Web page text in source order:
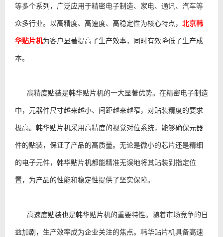
等多个系列，广泛应用于精密电子制造、家电、通讯、汽车等
众多行业。以高精度、高速度、高稳定性为核心特点， 北京韩
华贴片机为客户显著提高了生产效率，同时有效降低了生产成
本。
高精度贴装是韩华贴片机的一大显著优势。在精密电子制造
中，元器件尺寸越来越小、间距越来越窄，对贴装精度的要求
极高。韩华贴片机采用高精度的视觉对位系统，能够确保元器
件的贴装，保证了产品的高质量。无论是微小的芯片还是精细
的电子元件，韩华贴片机都能精准无误地将其贴装到指定位
置，为产品的性能和稳定性提供了坚实保障。
高速度贴装也是韩华贴片机的重要特性。随着市场竞争的日
益加剧，生产效率成为企业关注的焦点。韩华贴片机具备高速